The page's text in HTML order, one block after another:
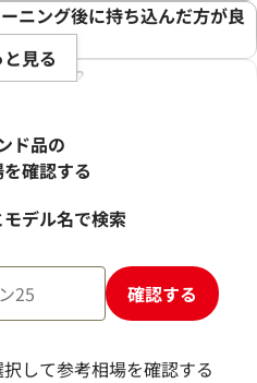
ニング後に持ち込んだ方が良
ますか？
が、査定だけお願いできます
？
見る
ド品の
確認する
デル名で検索
確認する
して参考相場を確認する